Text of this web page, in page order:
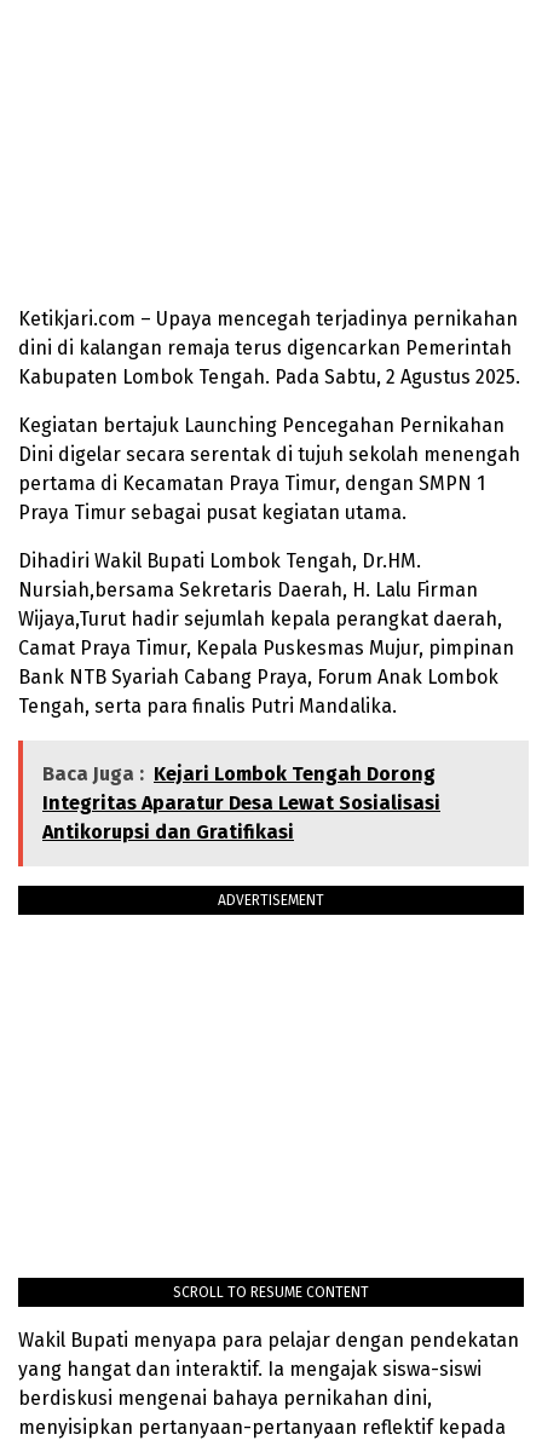
Ketikjari.com – Upaya mencegah terjadinya pernikahan
dini di kalangan remaja terus digencarkan Pemerintah
Kabupaten Lombok Tengah. Pada Sabtu, 2 Agustus 2025.
Kegiatan bertajuk Launching Pencegahan Pernikahan
Dini digelar secara serentak di tujuh sekolah menengah
pertama di Kecamatan Praya Timur, dengan SMPN 1
Praya Timur sebagai pusat kegiatan utama.
Dihadiri Wakil Bupati Lombok Tengah, Dr.HM.
Nursiah,bersama Sekretaris Daerah, H. Lalu Firman
Wijaya,Turut hadir sejumlah kepala perangkat daerah,
Camat Praya Timur, Kepala Puskesmas Mujur, pimpinan
Bank NTB Syariah Cabang Praya, Forum Anak Lombok
Tengah, serta para finalis Putri Mandalika.
Baca Juga : Kejari Lombok Tengah Dorong
Integritas Aparatur Desa Lewat Sosialisasi
Antikorupsi dan Gratifikasi
ADVERTISEMENT
SCROLL TO RESUME CONTENT
Wakil Bupati menyapa para pelajar dengan pendekatan
yang hangat dan interaktif. Ia mengajak siswa-siswi
berdiskusi mengenai bahaya pernikahan dini,
menyisipkan pertanyaan-pertanyaan reflektif kepada